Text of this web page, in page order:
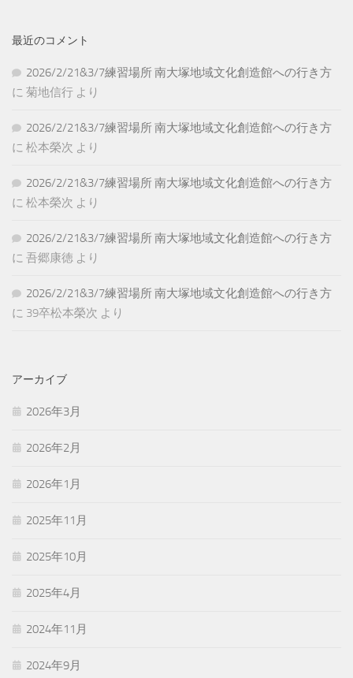
最近のコメント
2026/2/21&3/7練習場所 南大塚地域文化創造館への行き方
に 菊地信行 より
2026/2/21&3/7練習場所 南大塚地域文化創造館への行き方
に 松本榮次 より
2026/2/21&3/7練習場所 南大塚地域文化創造館への行き方
に 松本榮次 より
2026/2/21&3/7練習場所 南大塚地域文化創造館への行き方
に 吾郷康徳 より
2026/2/21&3/7練習場所 南大塚地域文化創造館への行き方
に 39卒松本榮次 より
アーカイブ
2026年3月
2026年2月
2026年1月
2025年11月
2025年10月
2025年4月
2024年11月
2024年9月